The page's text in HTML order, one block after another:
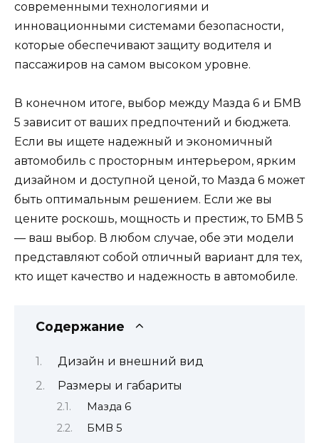
современными технологиями и
инновационными системами безопасности,
которые обеспечивают защиту водителя и
пассажиров на самом высоком уровне.
В конечном итоге, выбор между Мазда 6 и БМВ
5 зависит от ваших предпочтений и бюджета.
Если вы ищете надежный и экономичный
автомобиль с просторным интерьером, ярким
дизайном и доступной ценой, то Мазда 6 может
быть оптимальным решением. Если же вы
цените роскошь, мощность и престиж, то БМВ 5
— ваш выбор. В любом случае, обе эти модели
представляют собой отличный вариант для тех,
кто ищет качество и надежность в автомобиле.
Содержание
Дизайн и внешний вид
Размеры и габариты
Мазда 6
БМВ 5